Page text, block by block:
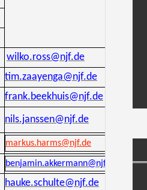
wilko.ross@njf.de
tim.zaayenga@njf.de
frank.beekhuis@njf.de
nils.janssen@njf.de
markus.harms@njf.de
benjamin.akkermann@njf.de
hauke.schulte@njf.de